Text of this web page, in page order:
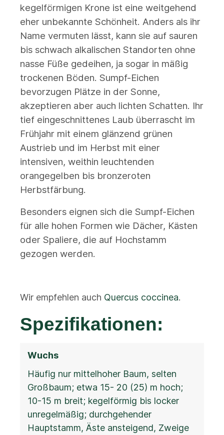
kegelförmigen Krone ist eine weitgehend
eher unbekannte Schönheit. Anders als ihr
Name vermuten lässt, kann sie auf sauren
bis schwach alkalischen Standorten ohne
nasse Füße gedeihen, ja sogar in mäßig
trockenen Böden. Sumpf-Eichen
bevorzugen Plätze in der Sonne,
akzeptieren aber auch lichten Schatten. Ihr
tief eingeschnittenes Laub überrascht im
Frühjahr mit einem glänzend grünen
Austrieb und im Herbst mit einer
intensiven, weithin leuchtenden
orangegelben bis bronzeroten
Herbstfärbung.
Besonders eignen sich die Sumpf-Eichen
für alle hohen Formen wie Dächer, Kästen
oder Spaliere, die auf Hochstamm
gezogen werden.
Wir empfehlen auch Quercus coccinea.
Spezifikationen:
Wuchs
Häufig nur mittelhoher Baum, selten
Großbaum; etwa 15- 20 (25) m hoch;
10-15 m breit; kegelförmig bis locker
unregelmäßig; durchgehender
Hauptstamm, Äste ansteigend, Zweige